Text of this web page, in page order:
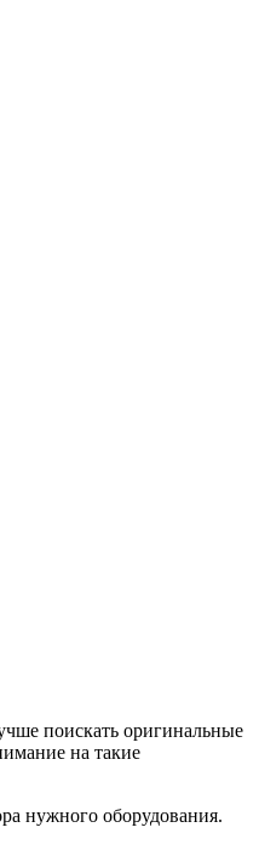
поискать оригинальные
на такие
нужного оборудования.